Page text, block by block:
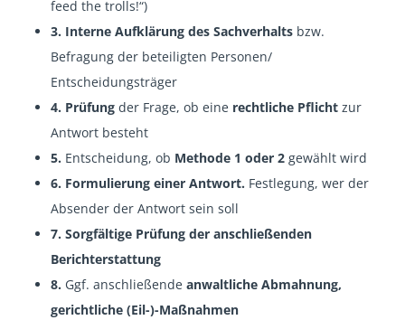
feed the trolls!“)
3. Interne Aufklärung des Sachverhalts bzw.
Befragung der beteiligten Personen/
Entscheidungsträger
4. Prüfung der Frage, ob eine rechtliche Pflicht zur
Antwort besteht
5. Entscheidung, ob Methode 1 oder 2 gewählt wird
6. Formulierung einer Antwort. Festlegung, wer der
Absender der Antwort sein soll
7. Sorgfältige Prüfung der anschließenden
Berichterstattung
8. Ggf. anschließendeanwaltliche Abmahnung,
gerichtliche (Eil-)-Maßnahmen